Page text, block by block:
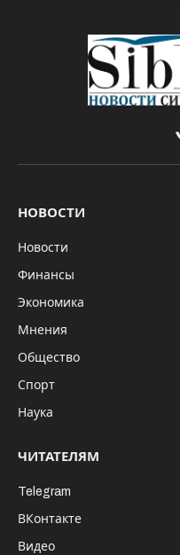
НОВОСТИ
Новости
Финансы
Экономика
Мнения
Общество
Спорт
Наука
ЧИТАТЕЛЯМ
Telegram
ВКонтакте
Видео